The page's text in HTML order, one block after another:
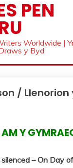
PEN
Worldwide |
y Byd
/ Llenorion
Y
– On Day